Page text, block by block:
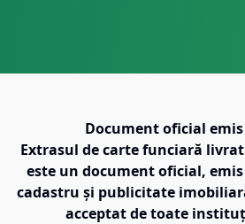
Document oficial emis
Extrasul de carte funciară
este un document oficial,
cadastru și publicitate
acceptat de toate